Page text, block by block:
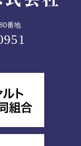
番地